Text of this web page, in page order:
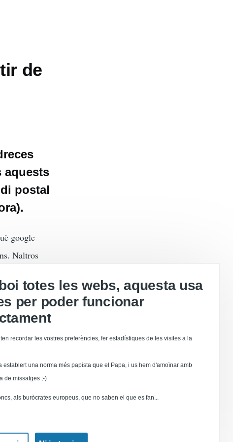
de
aquests
postal
google
Naltros
en un
camp, i la
totes les webs, aquesta usa
per poder funcionar
recordar les vostres preferències, fer estadístiques de les visites a la
establert una norma més papista que el Papa, i us hem d'amoïnar amb
de missatges ;-)
als buròcrates europeus, que no saben el que es fan...